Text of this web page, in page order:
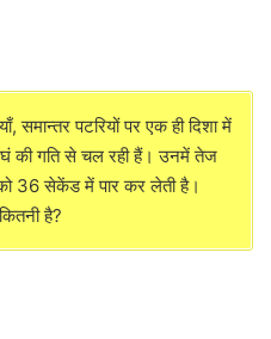
समान्तर पटरियों पर एक ही दिशा में
की गति से चल रही हैं। उनमें तेज
को 36 सेकेंड में पार कर लेती है।
है?